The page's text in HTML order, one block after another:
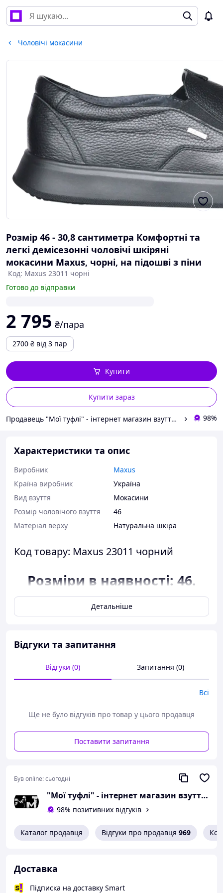
Чоловічі мокасини
Розмір 46 - 30,8 сантиметра Комфортні та
легкі демісезонні чоловічі шкіряні
мокасини Maxus, чорні, на підошві з піни
Код: Maxus 23011 чорні
Готово до відправки
2 795 ₴/пара
2700 ₴ від 3 пар
Купити зараз
Купити
Продавець "Мої туфлі" - інтернет магазин взуття на всі випадки життя. 98%
Характеристики та опис
Виробник
Maxus
Країна виробник
Україна
Вид взуття
Мокасини
Розмір чоловічого взуття
46
Матеріал верху
Натуральна шкіра
Код товару: Maxus 23011 чорний
Розміри в наявності: 46.
Відповідність розміру до
довжини устілки:
сантиметра.
Можлива похибка вимірювань +/- 2мм.
При оформленні замовлення
необхідний розмір вказуйте в
Вам сподобалася модель
і Ви вирішили купити?
Зателефонуйте 067-9272731 / 050-
Або задайте запитання на
simashkevichr@ukr.net
Всі товари магазину -->
українського
виробника
Детальніше
Відгуки та запитання
Відгуки (0) Запитання (0)
Всі
Ще не було відгуків про товар у цього продавця
Поставити запитання
Був online:сьогодні
"Мої туфлі" - інтернет магазин взуття на всі випадки життя.
98% позитивних відгуків
Каталог продавця Відгуки про продавця 969
Доставка
Підписка на доставку Smart